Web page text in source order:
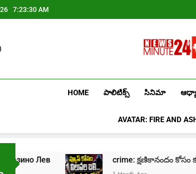
7:23:30 AM
HOME పాలిటిక్స్ సినిమా
AVATAR: FIRE AND
Лев crime: క్షణికానందం కోసం